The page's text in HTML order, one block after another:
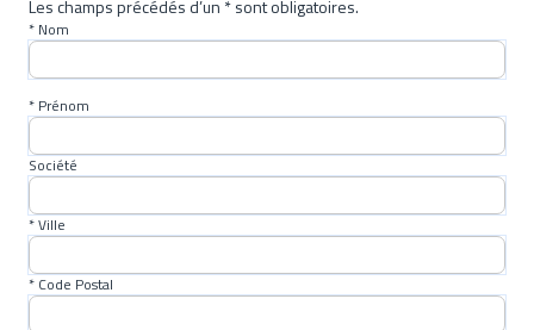
renseignements auprès de votre pharmacie). Fabrication
Française.
Les champs précédés d’un * sont obligatoires.
* Nom
* Prénom
Société
* Ville
* Code Postal